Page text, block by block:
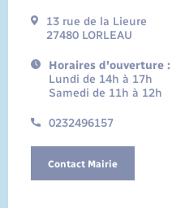
13 rue de la Lieure
27480 LORLEAU
Horaires d'ouverture :
Lundi de 14h à 17h
Samedi de 11h à 12h
0232496157
Contact Mairie